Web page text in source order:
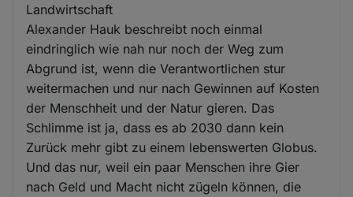
Landwirtschaft
Alexander Hauk beschreibt noch einmal
eindringlich wie nah nur noch der Weg zum
Abgrund ist, wenn die Verantwortlichen stur
weitermachen und nur nach Gewinnen auf Kosten
der Menschheit und der Natur gieren. Das
Schlimme ist ja, dass es ab 2030 dann kein
Zurück mehr gibt zu einem lebenswerten Globus.
Und das nur, weil ein paar Menschen ihre Gier
nach Geld und Macht nicht zügeln können, die